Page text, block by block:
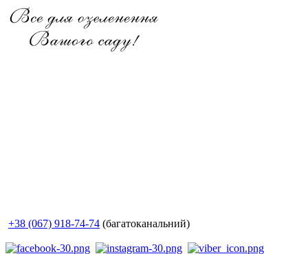
+38 (067) 918-74-74 (багатоканальний)